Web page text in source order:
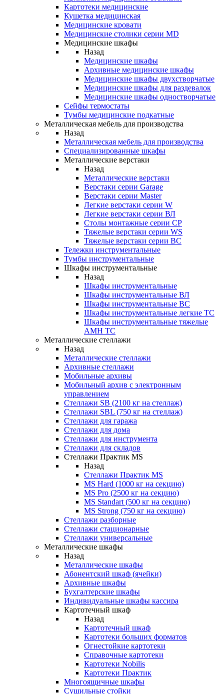
Картотеки медицинские
Кушетка медицинская
Медицинские кровати
Медицинские столики серии MD
Медицинские шкафы
Назад
Медицинские шкафы
Архивные медицинские шкафы
Медицинские шкафы двухстворчатые
Медицинские шкафы для раздевалок
Медицинские шкафы одностворчатые
Сейфы термостаты
Тумбы медицинские подкатные
Металлическая мебель для производства
Назад
Металлическая мебель для производства
Cпециализированные шкафы
Металлические верстаки
Назад
Металлические верстаки
Верстаки серии Garage
Верстаки серии Master
Легкие верстаки серии W
Легкие верстаки серии ВЛ
Столы монтажные серии СР
Тяжелые верстаки серии WS
Тяжелые верстаки серии ВС
Тележки инструментальные
Тумбы инструментальные
Шкафы инструментальные
Назад
Шкафы инструментальные
Шкафы инструментальные ВЛ
Шкафы инструментальные ВС
Шкафы инструментальные легкие ТС
Шкафы инструментальные тяжелые
AMH TC
Металлические стеллажи
Назад
Металлические стеллажи
Архивные стеллажи
Мобильные архивы
Мобильный архив с электронным
управлением
Стеллажи SB (2100 кг на стеллаж)
Стеллажи SBL (750 кг на стеллаж)
Стеллажи для гаража
Стеллажи для дома
Стеллажи для инструмента
Стеллажи для складов
Стеллажи Практик MS
Назад
Стеллажи Практик MS
MS Hard (1000 кг на секцию)
MS Pro (2500 кг на секцию)
MS Standart (500 кг на секцию)
MS Strong (750 кг на секцию)
Стеллажи разборные
Стеллажи стационарные
Стеллажи универсальные
Металлические шкафы
Назад
Металлические шкафы
Абонентский шкаф (ячейки)
Архивные шкафы
Бухгалтерские шкафы
Индивидуальные шкафы кассира
Картотечный шкаф
Назад
Картотечный шкаф
Картотеки больших форматов
Огнестойкие картотеки
Справочные картотеки
Картотеки Nobilis
Картотеки Практик
Многоящичные шкафы
Сушильные стойки